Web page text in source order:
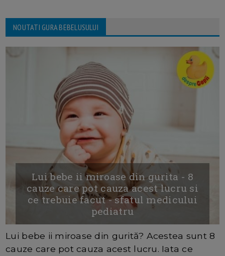
NOUTATI GURA BEBELUSULUI
Lui bebe ii miroase din gurita - 8
cauze care pot cauza acest lucru si
ce trebuie facut - sfatul medicului
pediatru
Lui bebe ii miroase din gurită? Acestea sunt 8
cauze care pot cauza acest lucru. Iata ce